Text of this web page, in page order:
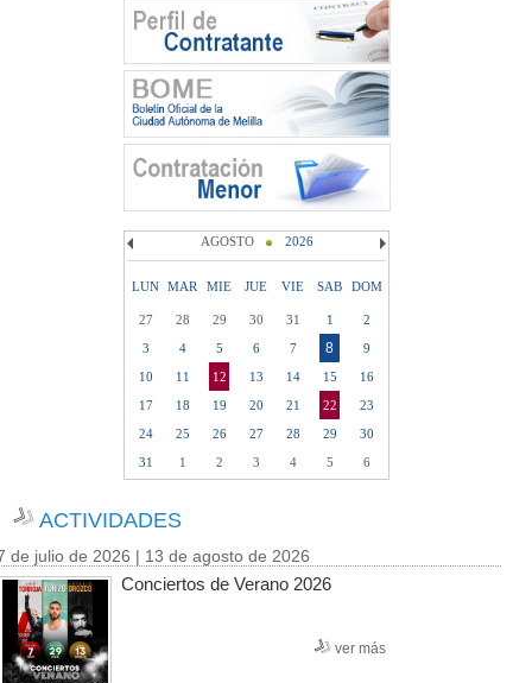
AGOSTO 2026
LUN MAR MIE JUE VIE SAB DOM
27 28 29 30 31 1
2
3
4 5 6 7 8
9
10
11 12 13 14 15
16
17
18 19 20 21 22
23
24
25 26 27 28 29
30
31
1 2 3 4 5 6
ACTIVIDADES
de julio de 2026 | 13 de agosto de 2026
Conciertos de Verano 2026
ver más